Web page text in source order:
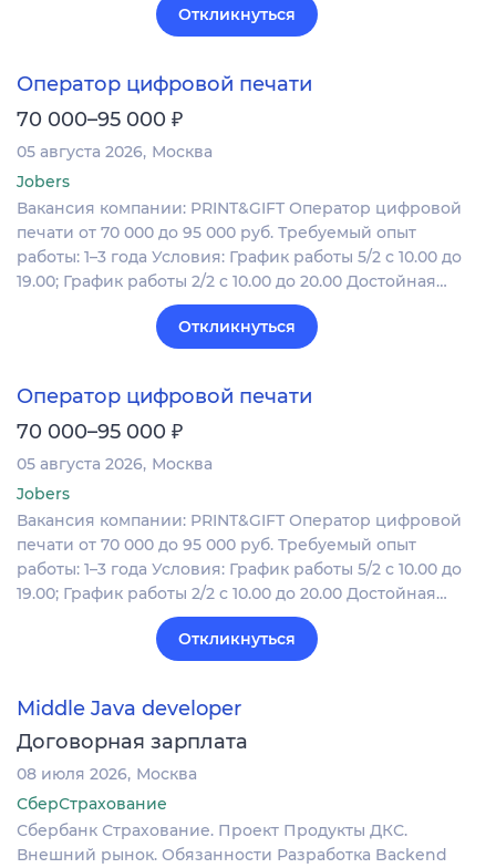
Откликнуться
Оператор цифровой печати
70 000–95 000 ₽
05 августа 2026 Москва
Jobers
Вакансия компании: PRINT&GIFT Оператор цифровой
печати от 70 000 до 95 000 руб. Требуемый опыт
работы: 1–3 года Условия: График работы 5/2 с 10.00 до
19.00; График работы 2/2 c 10.00 до 20.00 Достойная…
Откликнуться
Оператор цифровой печати
70 000–95 000 ₽
05 августа 2026 Москва
Jobers
Вакансия компании: PRINT&GIFT Оператор цифровой
печати от 70 000 до 95 000 руб. Требуемый опыт
работы: 1–3 года Условия: График работы 5/2 с 10.00 до
19.00; График работы 2/2 c 10.00 до 20.00 Достойная…
Откликнуться
Middle Java developer
Договорная зарплата
08 июля 2026 Москва
СберСтрахование
Сбербанк Страхование. Проект Продукты ДКС.
Внешний рынок. Обязанности Разработка Backend